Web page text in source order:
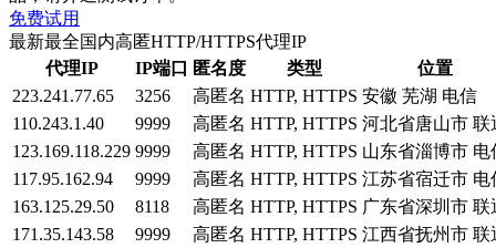
免费试用
最新最全国内高匿HTTP/HTTPS代理IP
代理IP
IP端口 匿名度 类型
位置
223.241.77.65
3256 高匿名 HTTP, HTTPS 安徽 芜湖 电信
110.243.1.40
9999 高匿名 HTTP, HTTPS 河北省唐山市 联
123.169.118.229 9999 高匿名 HTTP, HTTPS 山东省淄博市 电
117.95.162.94
9999 高匿名 HTTP, HTTPS 江苏省宿迁市 电
163.125.29.50
8118 高匿名 HTTP, HTTPS 广东省深圳市 联
171.35.143.58
9999 高匿名 HTTP, HTTPS 江西省抚州市 联